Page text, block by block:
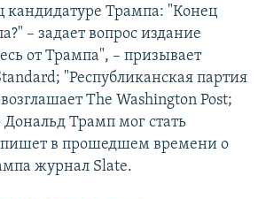
кандидатуре Трампа: "Конец
– задает вопрос издание
от Трампа", – призывает
"Республиканская партия
The Washington Post;
Дональд Трамп мог стать
в прошедшем времени о
журнал Slate.